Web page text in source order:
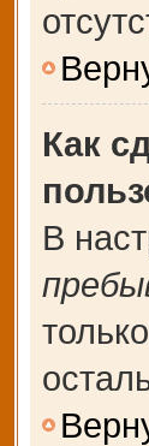
Как
В